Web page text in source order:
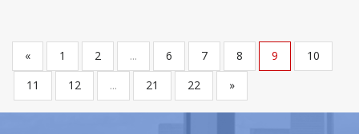
« 1 2 ... 6 7 8 9
10
11
12 ... 21 22 »